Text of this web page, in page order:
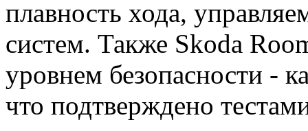
плавность хода,
систем. Также Skoda
уровнем безопасности -
что подтверждено